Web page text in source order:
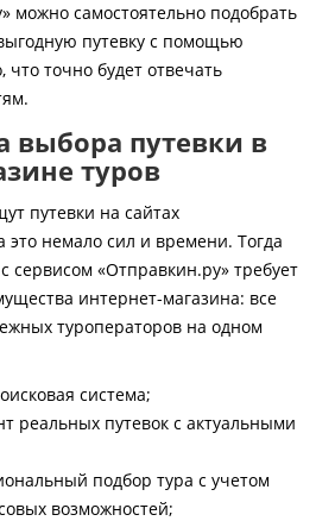
можно самостоятельно подобрать
путевку с помощью
что точно будет отвечать
выбора путевки в
туров
путевки на сайтах
это немало сил и времени. Тогда
сервисом «Отправкин.ру» требует
интернет-магазина: все
туроператоров на одном
система;
реальных путевок с актуальными
подбор тура с учетом
возможностей;